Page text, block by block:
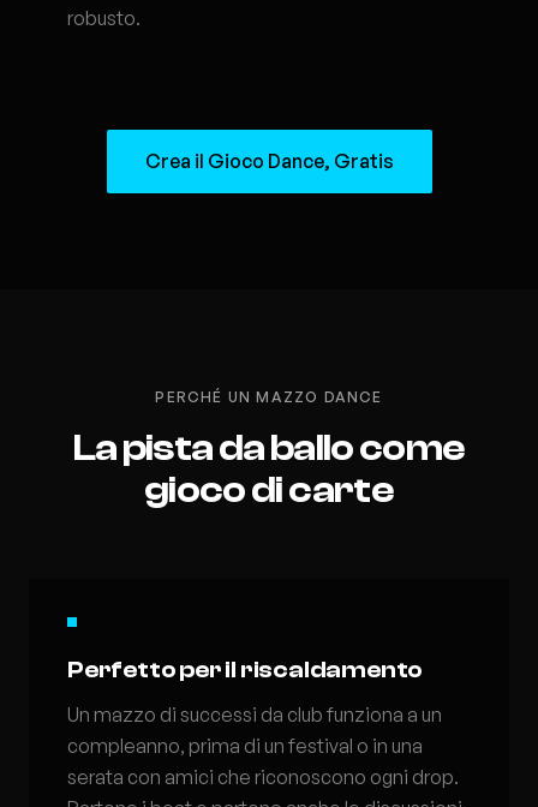
robusto.
Crea il Gioco Dance, Gratis
PERCHÉ UN MAZZO DANCE
La pista da ballo come
gioco di carte
Perfetto per il riscaldamento
Un mazzo di successi da club funziona a un
compleanno, prima di un festival o in una
serata con amici che riconoscono ogni drop.